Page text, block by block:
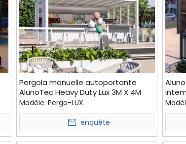
Pergola manuelle autoportante
AlunoTec Heavy Duty Lux 3M X 4M
gris blanc à prix
Modèle: Pergo-LUX
enquête